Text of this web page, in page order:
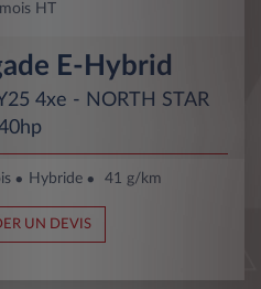
HT
E-Hybrid
4xe - NORTH STAR
Hybride 41 g/km
UN DEVIS